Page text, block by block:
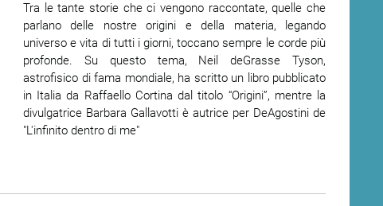
Tra le tante storie che ci vengono raccontate, quelle che
parlano delle nostre origini e della materia, legando
universo e vita di tutti i giorni, toccano sempre le corde più
profonde. Su questo tema, Neil deGrasse Tyson,
astrofisico di fama mondiale, ha scritto un libro pubblicato
in Italia da Raffaello Cortina dal titolo “Origini”, mentre la
divulgatrice Barbara Gallavotti è autrice per DeAgostini de
"L'infinito dentro di me"